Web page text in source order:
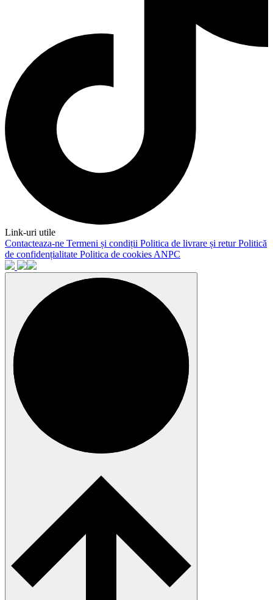
Link-uri utile
Contacteaza-ne Termeni și condiții Politica de livrare și returPolitică
de confidențialitate Politica de cookies ANPC